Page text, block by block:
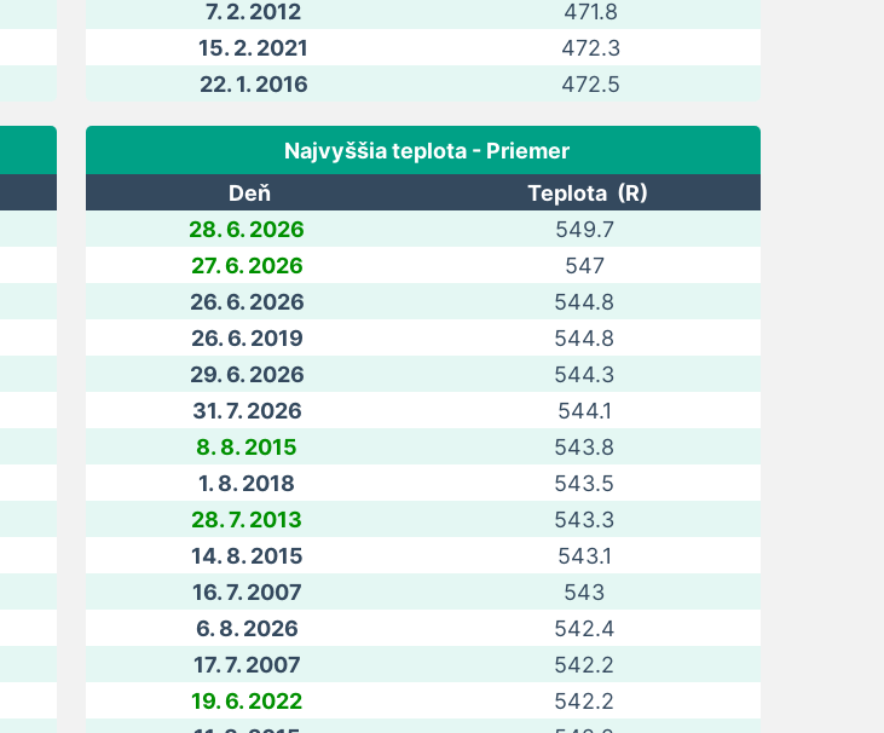
7. 2. 2012
471.8
15. 2. 2021
472.3
22. 1. 2016
472.5
Najvyššia teplota - Priemer
Deň
Teplota (R)
28. 6. 2026
549.7
27. 6. 2026
547
26. 6. 2026
544.8
26. 6. 2019
544.8
29. 6. 2026
544.3
31. 7. 2026
544.1
8. 8. 2015
543.8
1. 8. 2018
543.5
28. 7. 2013
543.3
14. 8. 2015
543.1
16. 7. 2007
543
6. 8. 2026
542.4
17. 7. 2007
542.2
19. 6. 2022
542.2